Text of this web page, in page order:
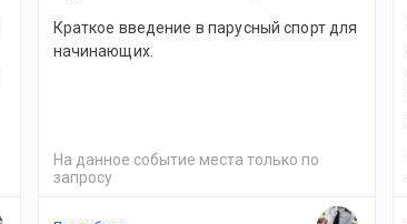
Краткое введение в парусный спорт для
начинающих.
На данное событие места только по
запросу